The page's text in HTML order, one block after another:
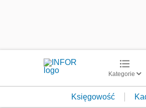
Kategorie
Księgowość